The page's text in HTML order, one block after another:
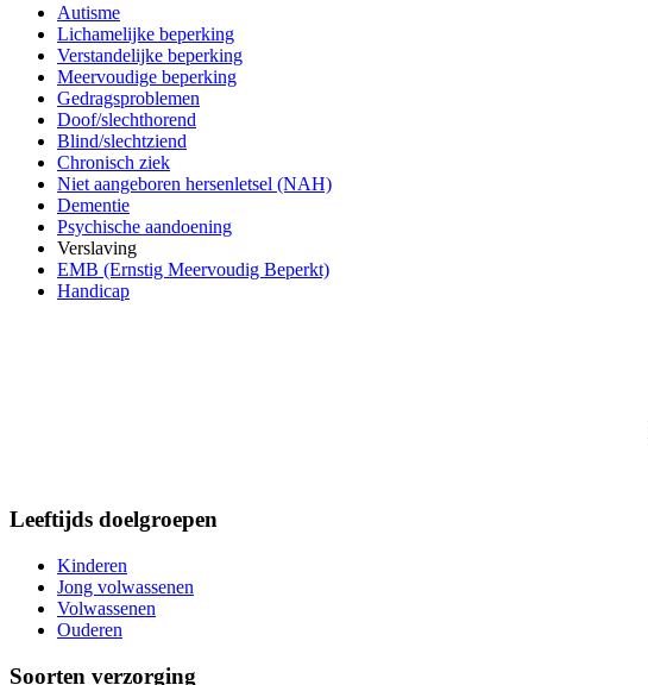
Autisme
Lichamelijke beperking
Verstandelijke beperking
Meervoudige beperking
Gedragsproblemen
Doof/slechthorend
Blind/slechtziend
Chronisch ziek
Niet aangeboren hersenletsel (NAH)
Dementie
Psychische aandoening
Verslaving
EMB (Ernstig Meervoudig Beperkt)
Handicap
Leeftijds doelgroepen
Kinderen
Jong volwassenen
Volwassenen
Ouderen
Soorten verzorging